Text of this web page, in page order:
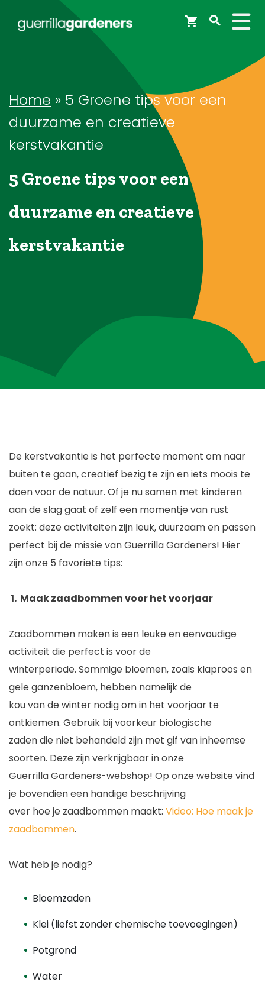
Webshop
Workshops
Tips & Inspiratie
Op de kaart
Doneer
Home » 5 Groene tips voor een
duurzame en creatieve
kerstvakantie
5 Groene tips voor een
duurzame en creatieve
kerstvakantie
De kerstvakantie is het perfecte moment om naar
buiten te gaan, creatief bezig te zijn en iets moois te
doen voor de natuur. Of je nu samen met kinderen
aan de slag gaat of zelf een momentje van rust
zoekt: deze activiteiten zijn leuk, duurzaam en passen
perfect bij de missie van Guerrilla Gardeners! Hier
zijn onze 5 favoriete tips:
1. Maak zaadbommen voor het voorjaar
Zaadbommen maken is een leuke en eenvoudige
activiteit die perfect is voor de
winterperiode. Sommige bloemen, zoals klaproos en
gele ganzenbloem, hebben namelijk de
kou van de winter nodig om in het voorjaar te
ontkiemen. Gebruik bij voorkeur biologische
zaden die niet behandeld zijn met gif van inheemse
soorten. Deze zijn verkrijgbaar in onze
Guerrilla Gardeners-webshop! Op onze website vind
je bovendien een handige beschrijving
over hoe je zaadbommen maakt: Video: Hoe maak je
zaadbommen.
Wat heb je nodig?
Bloemzaden
Klei (liefst zonder chemische toevoegingen)
Potgrond
Water